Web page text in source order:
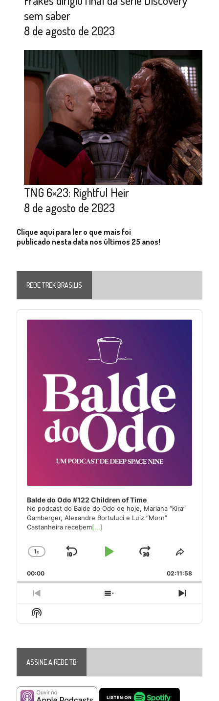
sem saber
8 de agosto de 2023
TNG 6×23: Rightful Heir
8 de agosto de 2023
Clique aqui para ler o que mais foi
publicado nesta data nos últimos 25 anos!
REDE TREK BRASILIS
Audio
Player
Balde do Odo #122 Children of Time
No podcast do Balde do Odo de hoje, Mariana “Kira”
Gamberger, Alexandre Bortuluci e Luiz “Morn”
Castanheira recebem[...]
Change
Rate
1x
Skip
Play
Jump
Forward
Share
Episode
00:00 02:11:58
Previous
Episode
Show
Episodes
Next
Episode
Show
Podcast
ASSINE A REDE TB